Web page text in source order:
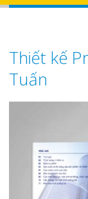
Thiết kế
Tuấn